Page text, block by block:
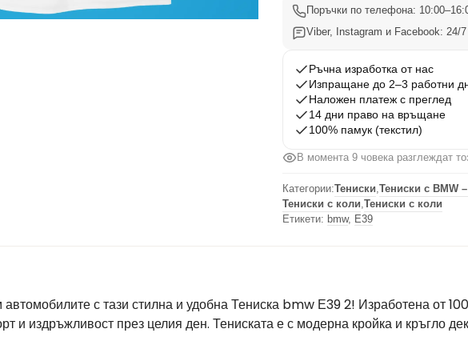
Е39 Поръчки по телефона:
Viber, Instagram и Facebook: 24/7
Ръчна изработка от нас
Изпращане до 2–3 работни
Наложен платеж с преглед
14 дни право на връщане
100% памук (текстил)
В момента 9 човека разглеждат
Категории:Тениски,Тениски с BMW
Тениски с коли,Тениски с коли
Етикети: bmw, Е39
автомобилите с тази стилна и удобна Тениска bmw Е39 2! Изработена от
и издръжливост през целия ден. Тениската е с модерна кройка и кръгло